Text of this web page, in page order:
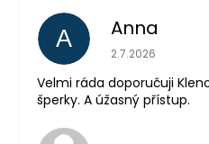
A Anna
Hodnocení
2.7.2026
Velmi ráda doporučuji
šperky. A úžasný přístup.